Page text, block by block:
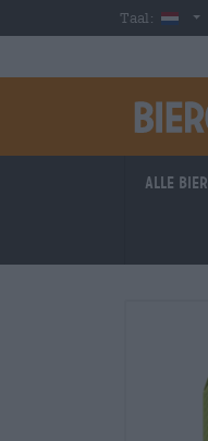
Skip to main content
Taal:
Alle